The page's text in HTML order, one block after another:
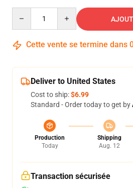
Cette vente se termine dans
Deliver to United States
Cost to ship:$6.99
Standard - Order today to get by
Production
Today
Shipping
Aug. 12
Transaction sécurisée